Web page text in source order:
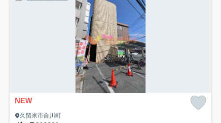
NEW
久留米市合川町